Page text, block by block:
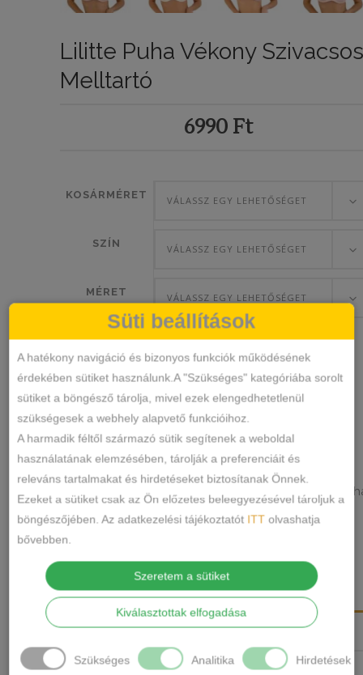
Lilitte Puha Vékony Szivacsos
Melltartó
6990 Ft
KOSÁRMÉRET VÁLASSZ EGY LEHETŐSÉGET
SZÍN VÁLASSZ EGY LEHETŐSÉGET
MÉRET VÁLASSZ EGY LEHETŐSÉGET
Lilitte
Puha
vékony
szivacsos
melltartó
mennyiség
KOSÁRBA TESZEM
CÍMKÉK Merevítős melltartó puha szivacsos
vékony szivacsos
Márka:Lilitte
LEÍRÁS
TOVÁBBI INFORMÁCIÓK
Süti beállítások
A hatékony navigáció és bizonyos funkciók működésének
érdekében sütiket használunk.A "Szükséges" kategóriába sorolt
sütiket a böngésző tárolja, mivel ezek elengedhetetlenül
szükségesek a webhely alapvető funkcióihoz.
A harmadik féltől származó sütik segítenek a weboldal
használatának elemzésében, tárolják a preferenciáit és
releváns tartalmakat és hirdetéseket biztosítanak Önnek.
Ezeket a sütiket csak az Ön előzetes beleegyezésével tároljuk a
böngészőjében. Az adatkezelési tájékoztatót ITT olvashatja
bővebben.
Szeretem a sütiket
Kiválasztottak elfogadása
Szükséges Analitika Hirdetések